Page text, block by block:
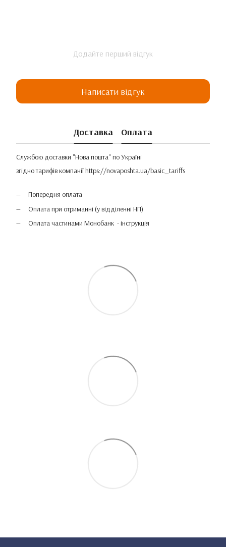
Додайте перший відгук
Написати відгук
Доставка Оплата
Службою доставки "Нова пошта" по Україні
згідно тарифів компанії https://novaposhta.ua/basic_tariffs
Попередня оплата
Оплата при отриманні (у відділенні НП)
Оплата частинами Монобанк - інструкція